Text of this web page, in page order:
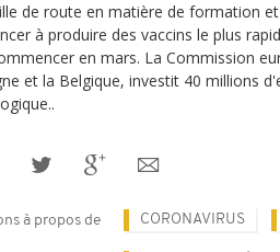
de route en matière de formation
à produire des vaccins le plus
en mars. La Commission
et la Belgique, investit 40 millions
à propos de CORONAVIRUS